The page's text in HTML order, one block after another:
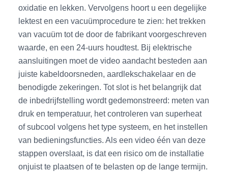
oxidatie en lekken. Vervolgens hoort u een degelijke
lektest en een vacuümprocedure te zien: het trekken
van vacuüm tot de door de fabrikant voorgeschreven
waarde, en een 24-uurs houdtest. Bij elektrische
aansluitingen moet de video aandacht besteden aan
juiste kabeldoorsneden, aardlekschakelaar en de
benodigde zekeringen. Tot slot is het belangrijk dat
de inbedrijfstelling wordt gedemonstreerd: meten van
druk en temperatuur, het controleren van superheat
of subcool volgens het type systeem, en het instellen
van bedieningsfuncties. Als een video één van deze
stappen overslaat, is dat een risico om de installatie
onjuist te plaatsen of te belasten op de lange termijn.